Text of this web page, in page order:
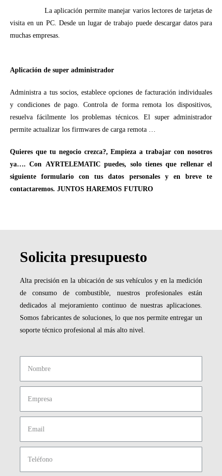
La aplicación permite manejar varios lectores de tarjetas de
visita en un PC. Desde un lugar de trabajo puede descargar datos para
muchas empresas.
Aplicación de super administrador
Administra a tus socios, establece opciones de facturación individuales
y condiciones de pago. Controla de forma remota los dispositivos,
resuelva fácilmente los problemas técnicos. El super administrador
permite actualizar los firmwares de carga remota …
Quieres que tu negocio crezca?, Empieza a trabajar con nosotros
ya…. Con AYRTELEMATIC puedes, solo tienes que rellenar el
siguiente formulario con tus datos personales y en breve te
contactaremos. JUNTOS HAREMOS FUTURO
Solicita presupuesto
Alta precisión en la ubicación de sus vehículos y en la medición
de consumo de combustible, nuestros profesionales están
dedicados al mejoramiento continuo de nuestras aplicaciones.
Somos fabricantes de soluciones, lo que nos permite entregar un
soporte técnico profesional al más alto nivel.